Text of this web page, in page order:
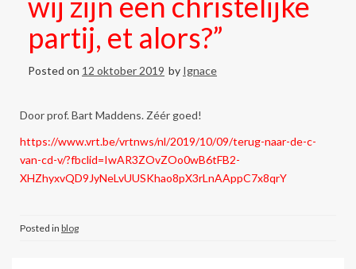
partij, et alors?”
Posted on 12 oktober 2019 by Ignace
Door prof. Bart Maddens. Zéér goed!
https://www.vrt.be/vrtnws/nl/2019/10/09/terug-naar-de-c-
van-cd-v/?fbclid=IwAR3ZOvZOo0wB6tFB2-
XHZhyxvQD9JyNeLvUUSKhao8pX3rLnAAppC7x8qrY
Posted in blog